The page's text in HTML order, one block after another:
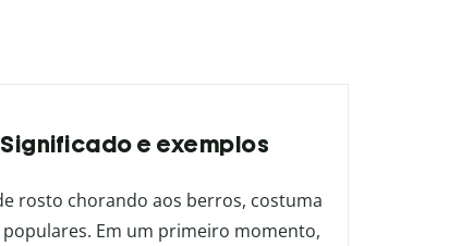
e exemplos
rosto chorando aos berros, costuma
Em um primeiro momento,